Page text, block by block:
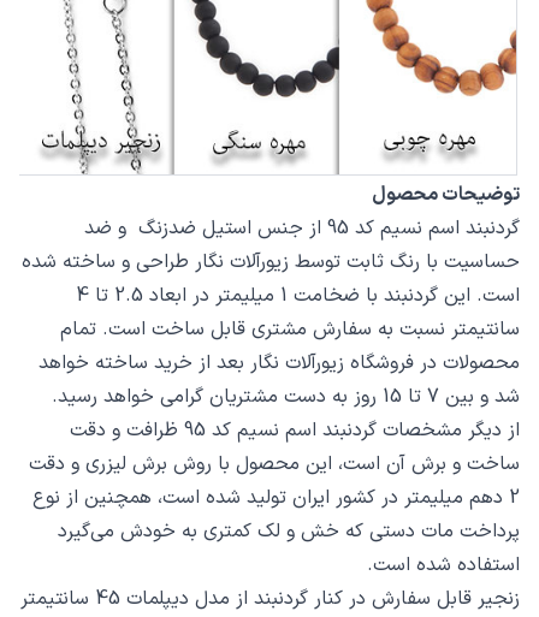
توضیحات محصول
گردنبند اسم نسیم کد 95 از جنس استیل ضدزنگ و ضد
حساسیت با رنگ ثابت توسط زیورآلات نگار طراحی و ساخته شده
است. این گردنبند با ضخامت 1 میلیمتر در ابعاد 2.5 تا 4
سانتیمتر نسبت به سفارش مشتری قابل ساخت است. تمام
محصولات در فروشگاه زیورآلات نگار بعد از خرید ساخته خواهد
شد و بین 7 تا 15 روز به دست مشتریان گرامی خواهد رسید.
از دیگر مشخصات گردنبند اسم نسیم کد 95 ظرافت و دقت
ساخت و برش آن است، این محصول با روش برش لیزری و دقت
2 دهم میلیمتر در کشور ایران تولید شده است، همچنین از نوع
پرداخت مات دستی که خش و لک کمتری به خودش می‌گیرد
استفاده شده است.
زنجیر قابل سفارش در کنار گردنبند از مدل دیپلمات 45 سانتیمتر